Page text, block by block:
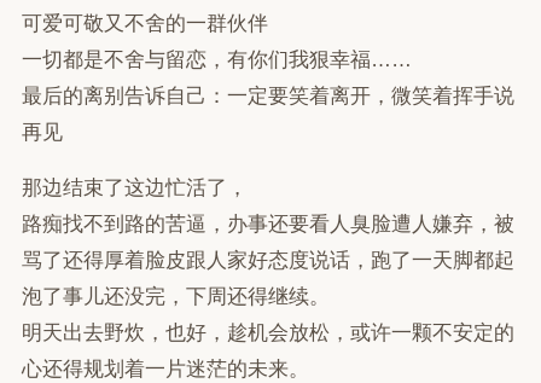
可爱可敬又不舍的一群伙伴
一切都是不舍与留恋，有你们我狠幸福……
最后的离别告诉自己：一定要笑着离开，微笑着挥手说
再见
那边结束了这边忙活了，
路痴找不到路的苦逼，办事还要看人臭脸遭人嫌弃，被
骂了还得厚着脸皮跟人家好态度说话，跑了一天脚都起
泡了事儿还没完，下周还得继续。
明天出去野炊，也好，趁机会放松，或许一颗不安定的
心还得规划着一片迷茫的未来。